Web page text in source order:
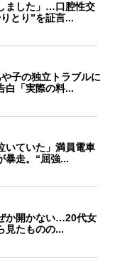
ました」…口腔性交
とり”を証言...
子の独立トラブルに
白「実際の料...
いていた」満員電車
暴走。“屈強...
か開かない…20代女
見たものの...